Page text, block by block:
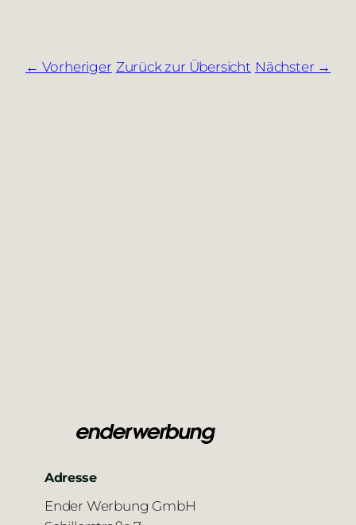
Vorheriger Zurück zur Übersicht Nächster
Adresse
Ender Werbung GmbH